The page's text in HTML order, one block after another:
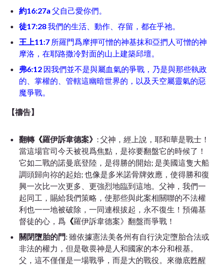
約16:27a 父自己愛你們。
徒17:28我們的生活、動作、存留，都在乎祂。
王上11:7 所羅門爲摩押可憎的神基抹和亞捫人可憎的神
摩洛，在耶路撒冷對面的山上建築邱壇。
弗6:12 因我們並不是與屬血氣的爭戰，乃是與那些執政
的、掌權的、管轄這幽暗世界的，以及天空屬靈氣的惡
魔爭戰。
【禱告】
翻轉《羅伊訴韋德案》 : 父神，經上說，耶和華是戰士！
當這場官司今天被視爲焦點，是祢要翻盤它的時候了！
它如二戰的諾曼底登陸，是得勝的開始; 是美國這隻大船
調頭歸向祢的起始; 也像是多米諾骨牌效應，使得勝和復
興一次比一次更多、更強烈地臨到這地。父神，我們一
起同工，賜給我們策略，使那些與此案相關聯的不法權
利也一一地被破除，一同連根拔起，永不復生！預備基
督徒的心，爲 《羅伊訴韋德案》翻盤而爭戰！
關閉墮胎的門: 雖依據憲法美各州有自行決定墮胎合法或
非法的權力，但是敬畏神是人和國家的本分和根基。
父，這不僅僅是一場戰爭，而是大的戰役。來徹底甦醒